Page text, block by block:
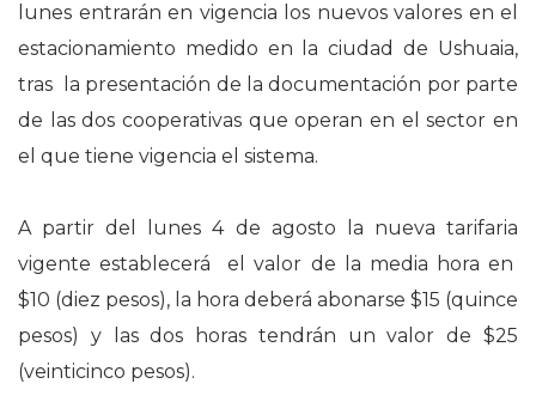
lunes entrarán en vigencia los nuevos valores en el
estacionamiento medido en la ciudad de Ushuaia,
tras la presentación de la documentación por parte
de las dos cooperativas que operan en el sector en
el que tiene vigencia el sistema.
A partir del lunes 4 de agosto la nueva tarifaria
vigente establecerá el valor de la media hora en
$10 (diez pesos), la hora deberá abonarse $15 (quince
pesos) y las dos horas tendrán un valor de $25
(veinticinco pesos).